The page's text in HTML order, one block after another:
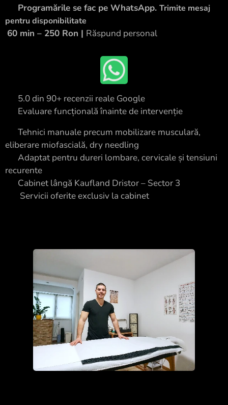
Programările se fac pe WhatsApp. Trimite mesaj
pentru disponibilitate
60 min – 250 Ron | Răspund personal
⭐ 5.0 din 90+ recenzii reale Google
✔ Evaluare funcțională înainte de intervenție
✔ Tehnici manuale precum mobilizare musculară,
eliberare miofascială, dry needling
✔ Adaptat pentru dureri lombare, cervicale și tensiuni
recurente
📍 Cabinet lângă Kaufland Dristor – Sector 3
✔ Servicii oferite exclusiv la cabinet